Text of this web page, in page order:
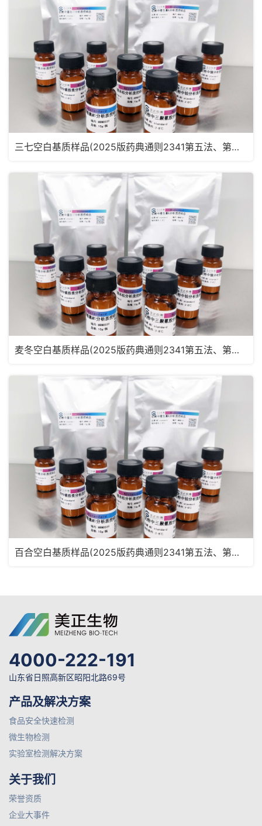
三七空白基质样品(2025版药典通则2341第五法、第六法)MRM2182
麦冬空白基质样品(2025版药典通则2341第五法、第六法)MRM2181
百合空白基质样品(2025版药典通则2341第五法、第六法)MRM2180
4000-222-191
山东省日照高新区昭阳北路69号
产品及解决方案
食品安全快速检测
微生物检测
实验室检测解决方案
关于我们
荣誉资质
企业大事件